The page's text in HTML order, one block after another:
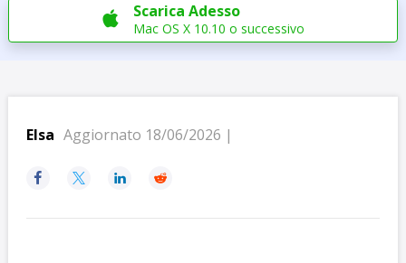
 Scarica Adesso
Mac OS X 10.10 o successivo
Elsa Aggiornato 18/06/2026 |
   